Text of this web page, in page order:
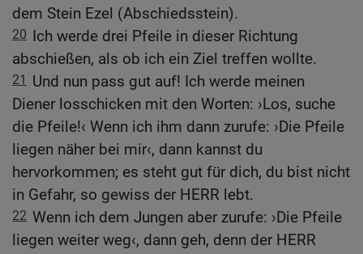
dem Stein Ezel (Abschiedsstein).
20 Ich werde drei Pfeile in dieser Richtung
abschießen, als ob ich ein Ziel treffen wollte.
21
Und nun pass gut auf! Ich werde meinen
Diener losschicken mit den Worten: ›Los, suche
die Pfeile!‹ Wenn ich ihm dann zurufe: ›Die Pfeile
liegen näher bei mir‹, dann kannst du
hervorkommen; es steht gut für dich, du bist nicht
in Gefahr, so gewiss der HERR lebt.
22 Wenn ich dem Jungen aber zurufe: ›Die Pfeile
liegen weiter weg‹, dann geh, denn der HERR